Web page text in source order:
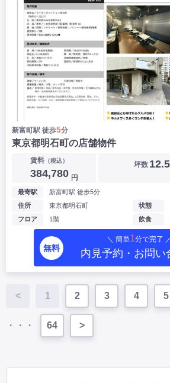
新富町駅 徒歩5分
東京都明石町の店舗物件
賃料（税込）
384,780 円
坪数
最寄駅
新富町駅 徒歩5分
住所
東京都明石町
フロア
1階
状態
飲食
無料
＼ 簡単1分で完了
内見予約・お問い
< 1 2 3 4 5
・・・ 64 >